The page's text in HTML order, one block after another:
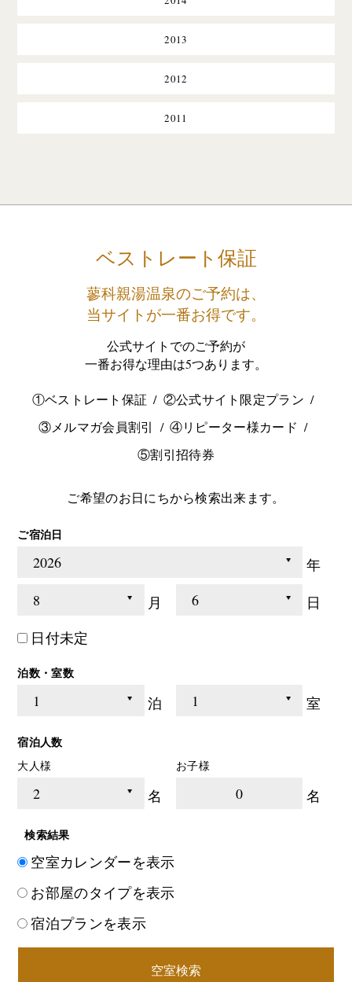
2013
2012
2011
ベストレート保証
蓼科親湯温泉のご予約は、
当サイトが一番お得です。
公式サイトでのご予約が
一番お得な理由は5つあります。
①ベストレート保証
②公式サイト限定プラン
③メルマガ会員割引
④リピーター様カード
⑤割引招待券
ご希望のお日にちから検索出来ます。
ご宿泊日
年
月
日
日付未定
泊数・室数
泊 室
宿泊人数
大人様
名
お子様
0 名
検索結果
空室カレンダーを表示
お部屋のタイプを表示
宿泊プランを表示
空室検索